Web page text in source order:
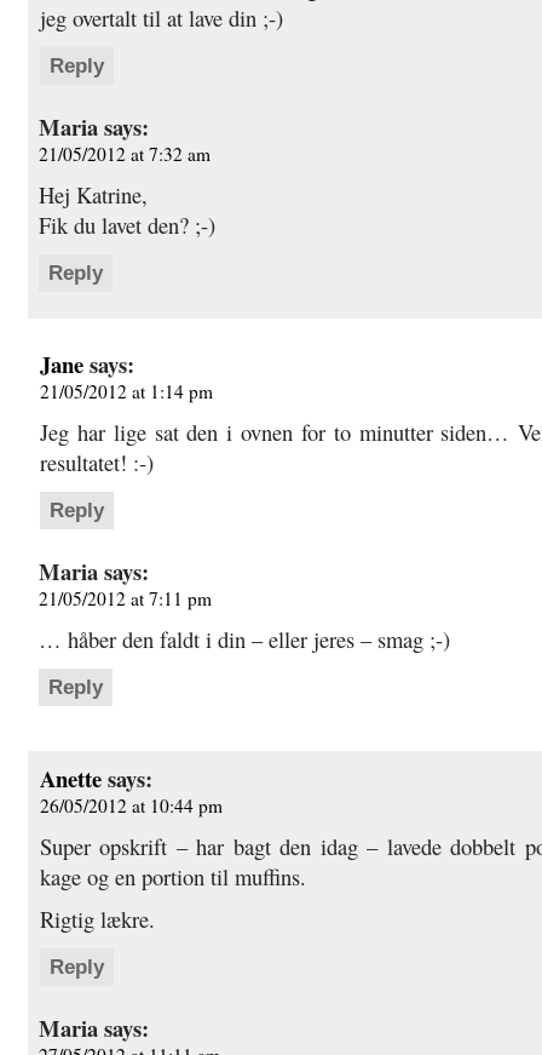
jeg overtalt til at lave din ;-)
Reply
Mariasays:
21/05/2012 at 7:32 am
Hej Katrine,
Fik du lavet den? ;-)
Reply
Janesays:
21/05/2012 at 1:14 pm
Jeg har lige sat den i ovnen for to minutter siden…
resultatet! :-)
Reply
Mariasays:
21/05/2012 at 7:11 pm
… håber den faldt i din – eller jeres – smag ;-)
Reply
Anettesays:
26/05/2012 at 10:44 pm
Super opskrift – har bagt den idag – lavede dobbelt
kage og en portion til muffins.
Rigtig lækre.
Reply
Mariasays: